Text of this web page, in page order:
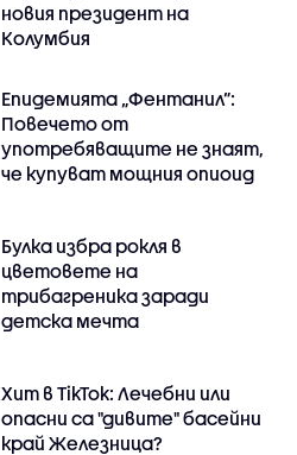
новия президент на
Колумбия
Епидемията „Фентанил”:
Повечето от
употребяващите не знаят,
че купуват мощния опиоид
Булка избра рокля в
цветовете на
трибагреника заради
детска мечта
Хит в TikTok: Лечебни или
опасни са "дивите" басейни
край Железница?